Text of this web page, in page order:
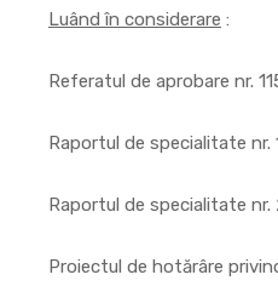
Luând în considerare :
Referatul de aprobare nr.
Raportul de specialitate nr.
Raportul de specialitate
Proiectul de hotărâre